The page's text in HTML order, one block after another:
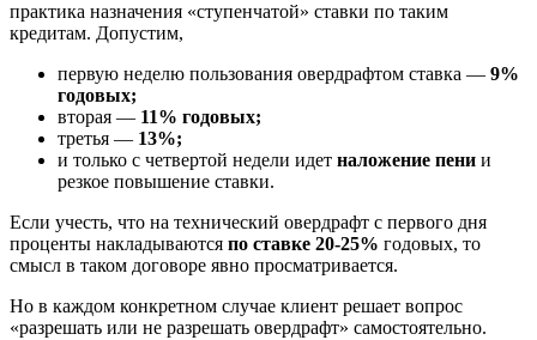
практика назначения «ступенчатой» ставки по таким
кредитам. Допустим,
первую неделю пользования овердрафтом ставка — 9%
годовых;
вторая — 11% годовых;
третья — 13%;
и только с четвертой недели идет наложение пени и
резкое повышение ставки.
Если учесть, что на технический овердрафт с первого дня
проценты накладываются по ставке 20-25% годовых, то
смысл в таком договоре явно просматривается.
Но в каждом конкретном случае клиент решает вопрос
«разрешать или не разрешать овердрафт» самостоятельно.